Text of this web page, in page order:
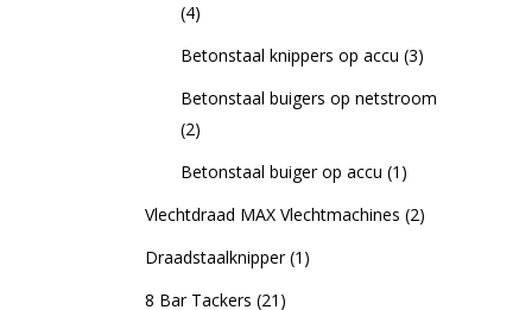
(4)
Betonstaal knippers op accu (3)
Betonstaal buigers op netstroom
(2)
Betonstaal buiger op accu (1)
Vlechtdraad MAX Vlechtmachines (2)
Draadstaalknipper (1)
8 Bar Tackers (21)